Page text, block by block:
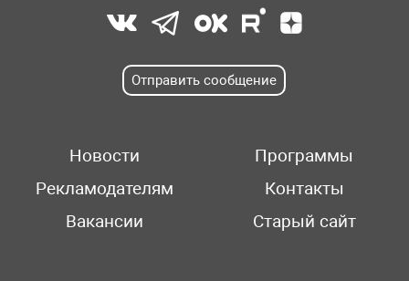
Отправить сообщение
Новости
Программы
Рекламодателям
Контакты
Вакансии
Старый сайт